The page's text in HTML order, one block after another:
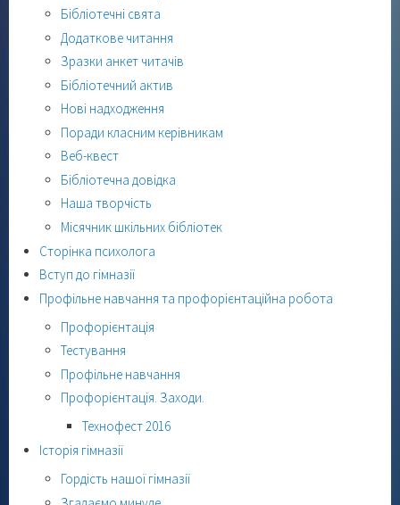
Бібліотечні свята
Додаткове читання
Зразки анкет читачів
Бібліотечний актив
Нові надходження
Поради класним керівникам
Веб-квест
Бібліотечна довідка
Наша творчість
Місячник шкільних бібліотек
Сторінка психолога
Вступ до гімназії
Профільне навчання та профорієнтаційна робота
Профорієнтація
Тестування
Профільне навчання
Профорієнтація. Заходи.
Технофест 2016
Історія гімназії
Гордість нашої гімназії